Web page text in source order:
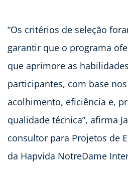
“Os critérios de seleção
garantir que o programa
que aprimore as
participantes, com base
acolhimento, eficiência e,
qualidade técnica”, afirma
consultor para Projetos de
da Hapvida NotreDame